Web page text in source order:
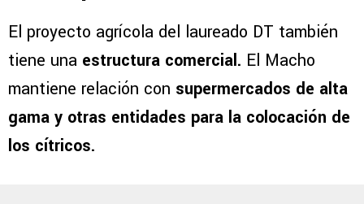
El proyecto agrícola del laureado DT también
tiene una estructura comercial. El Macho
mantiene relación con supermercados de alta
gama y otras entidades para la colocación de
los cítricos.